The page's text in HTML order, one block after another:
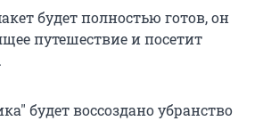
будет полностью готов, он
путешествие и посетит
будет воссоздано убранство